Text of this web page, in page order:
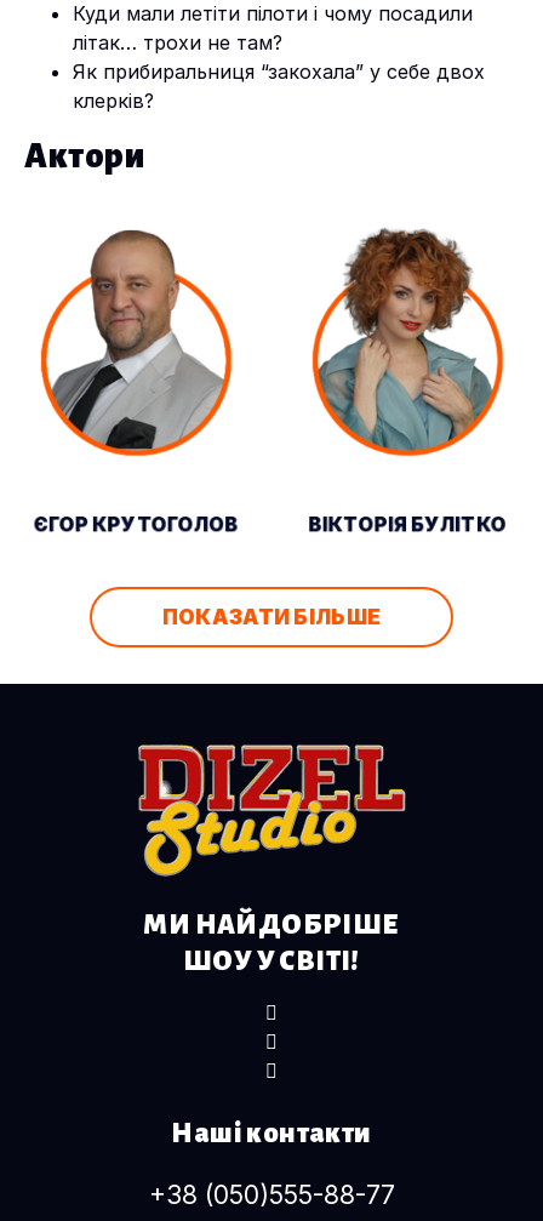
Куди мали летіти пілоти і чому посадили
літак… трохи не там?
Як прибиральниця “закохала” у себе двох
клерків?
Актори
ЄГОР КРУТОГОЛОВ ВІКТОРІЯ БУЛІТКО
ПОКАЗАТИ БІЛЬШЕ
МИ НАЙДОБРІШЕ
ШОУ У СВІТІ!
Наші контакти
+38 (050)555-88-77